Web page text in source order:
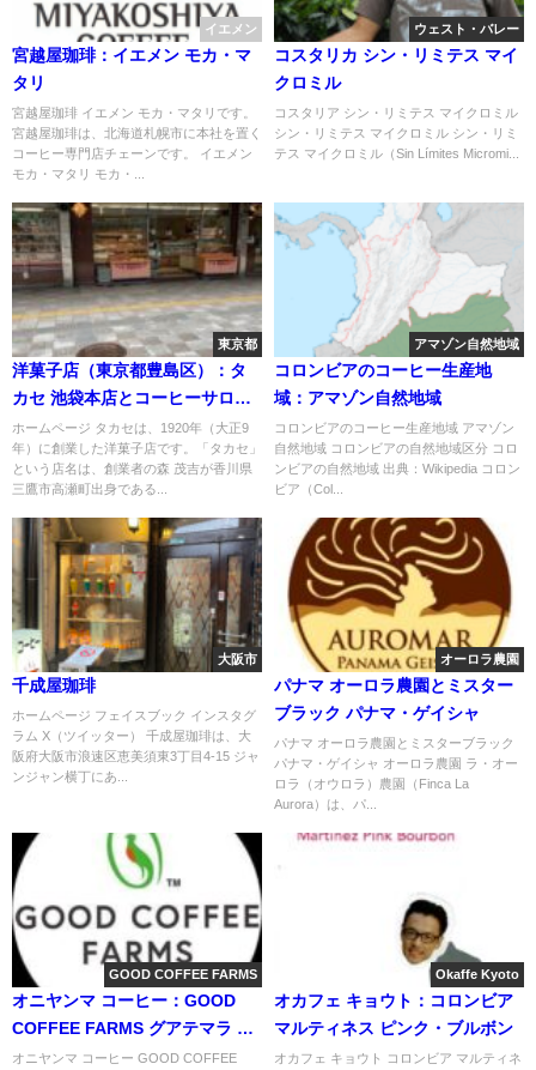
イエメン
宮越屋珈琲：イエメン モカ・マ
タリ
宮越屋珈琲 イエメン モカ・マタリです。
宮越屋珈琲は、北海道札幌市に本社を置く
コーヒー専門店チェーンです。 イエメン
モカ・マタリ モカ・...
ウェスト・バレー
コスタリカ シン・リミテス マイ
クロミル
コスタリア シン・リミテス マイクロミル
シン・リミテス マイクロミル シン・リミ
テス マイクロミル（Sin Límites Micromi...
東京都
洋菓子店（東京都豊島区）：タ
カセ 池袋本店とコーヒーサロン
タカセ
ホームページ タカセは、1920年（大正9
年）に創業した洋菓子店です。「タカセ」
という店名は、創業者の森 茂吉が香川県
三鷹市高瀬町出身である...
アマゾン自然地域
コロンビアのコーヒー生産地
域：アマゾン自然地域
コロンビアのコーヒー生産地域 アマゾン
自然地域 コロンビアの自然地域区分 コロ
ンビアの自然地域 出典：Wikipedia コロン
ビア（Col...
大阪市
千成屋珈琲
ホームページ フェイスブック インスタグ
ラム X（ツイッター） 千成屋珈琲は、大
阪府大阪市浪速区恵美須東3丁目4-15 ジャ
ンジャン横丁にあ...
オーロラ農園
パナマ オーロラ農園とミスター
ブラック パナマ・ゲイシャ
パナマ オーロラ農園とミスターブラック
パナマ・ゲイシャ オーロラ農園 ラ・オー
ロラ（オウロラ）農園（Finca La
Aurora）は、パ...
GOOD COFFEE FARMS
オニヤンマ コーヒー：GOOD
COFFEE FARMS グアテマラ ラ
ス・ブリサス パチェ
オニヤンマ コーヒー GOOD COFFEE
Okaffe Kyoto
オカフェ キョウト：コロンビア
マルティネス ピンク・ブルボン
オカフェ キョウト コロンビア マルティネ